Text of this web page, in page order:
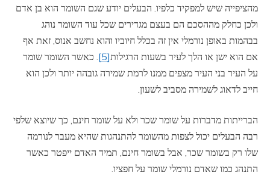
מהציפייה שיש למפקיד כלפיו. הבעלים יודע שגם השומר הוא בן אדם
ולכן כחלק מההסכם הם בעצם מגדירים שכל עוד השומר נוהג
בבהמות באופן נורמלי אין זה בכלל חיוביו והוא נחשב אנוס, זאת אף
אם הוא ישן או הלך לעיר בשעות הרגילות[5]
. כאשר השומר שומר
על העיר בני העיר מצפים ממנו לרמת שמירה גובהה יותר ולכן הוא
חייב לדאוג לשמירה מסביב לשעון.
הברייתות מדברות על שומר שכר ולא על שומר חינם, כך שיוצא שלפי
רבה הבעלים יכול לצפות מהשומר להתנהגות שהיא מעבר לנורמה
שלו רק בשומר שכר, אבל בשומר חינם, תמיד האדם ייפטר כאשר
התנהג כמו שאדם נורמלי שומר על חפציו.